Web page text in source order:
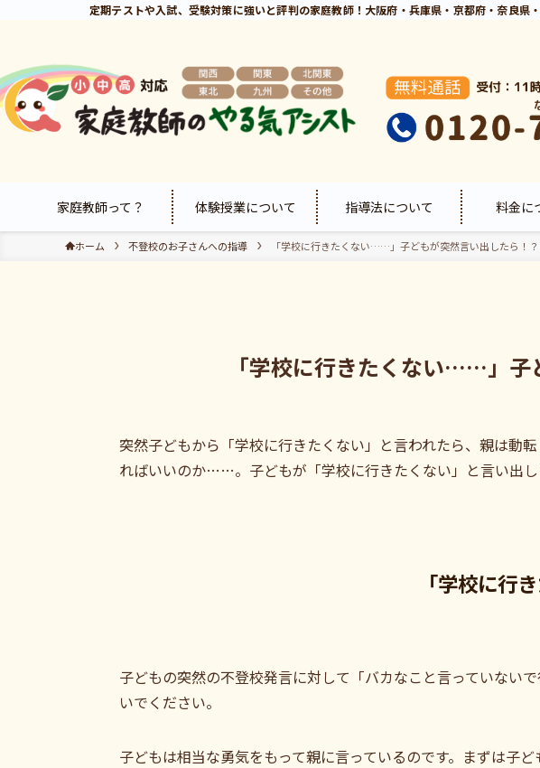
定期テストや入試、受験対策に強いと評判の家庭教師！大阪府・兵庫県・京都府・奈良
家庭教師って？ 体験授業について 指導法について 料金に
ホーム 不登校のお子さんへの指導 「学校に行きたくない……」子どもが突然言い出したら！
「学校に行きたくない……」
突然子どもから「学校に行きたくない」と言われたら、親は動
ればいいのか……。子どもが「学校に行きたくない」と言い出し
「学校に行
子どもの突然の不登校発言に対して「バカなこと言っていない
いでください。
子どもは相当な勇気をもって親に言っているのです。まずは子ど